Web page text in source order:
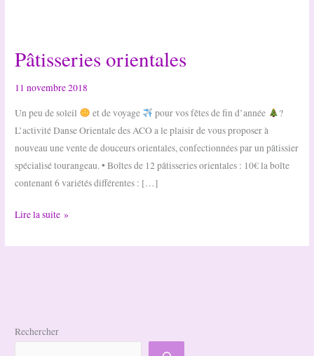
Pâtisseries orientales
11 novembre 2018
Un peu de soleil
et de voyage pour vos fêtes de fin d’année
?
L’activité Danse Orientale des ACO a le plaisir de vous proposer à
nouveau une vente de douceurs orientales, confectionnées par un pâtissier
spécialisé tourangeau. • Boîtes de 12 pâtisseries orientales : 10€ la boîte
contenant 6 variétés différentes : […]
Pâtisseries
Lire la suite »
Rechercher